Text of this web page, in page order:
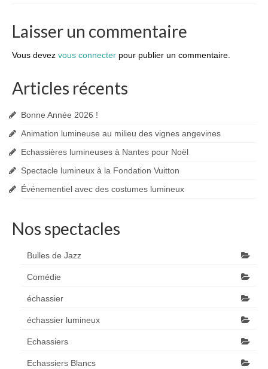
Laisser un commentaire
Vous devez vous connecter pour publier un commentaire.
Articles récents
Bonne Année 2026 !
Animation lumineuse au milieu des vignes angevines
Echassières lumineuses à Nantes pour Noël
Spectacle lumineux à la Fondation Vuitton
Événementiel avec des costumes lumineux
Nos spectacles
Bulles de Jazz
Comédie
échassier
échassier lumineux
Echassiers
Echassiers Blancs